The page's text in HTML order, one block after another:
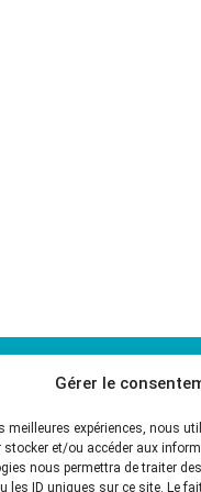
Gérer le
meilleures expériences, nous
stocker et/ou accéder aux
nous permettra de traiter
les ID uniques sur ce site. Le